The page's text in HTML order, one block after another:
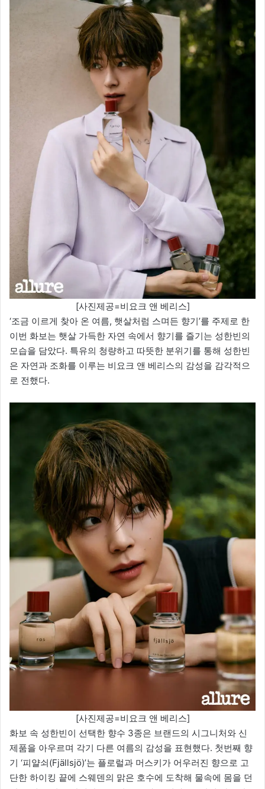
[사진제공=비요크 앤 베리스]
‘조금 이르게 찾아 온 여름, 햇살처럼 스며든 향기’를 주제로 한
이번 화보는 햇살 가득한 자연 속에서 향기를 즐기는 성한빈의
모습을 담았다. 특유의 청량하고 따뜻한 분위기를 통해 성한빈
은 자연과 조화를 이루는 비요크 앤 베리스의 감성을 감각적으
로 전했다.
[사진제공=비요크 앤 베리스]
화보 속 성한빈이 선택한 향수 3종은 브랜드의 시그니처와 신
제품을 아우르며 각기 다른 여름의 감성을 표현했다. 첫번째 향
기 ‘피얄쇠(Fjällsjö)’는 플로럴과 머스키가 어우러진 향으로 고
단한 하이킹 끝에 스웨덴의 맑은 호수에 도착해 물속에 몸을 던